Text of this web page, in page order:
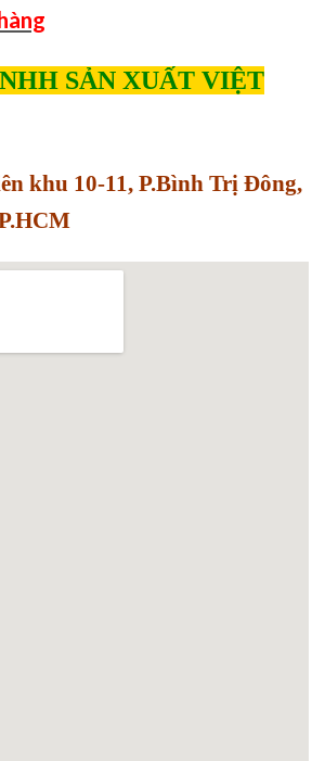
SẢN XUẤT VIỆT
khu 10-11, P.Bình Trị Đông,